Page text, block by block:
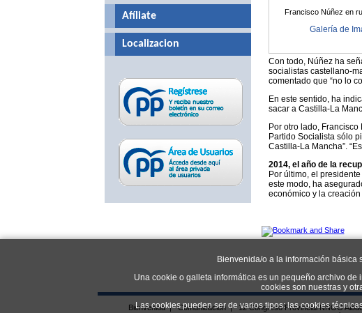
Bienvenida/o a la información
Una cookie o galleta informática es un pequeño archivo de
cookies son nuestras y
Las cookies pueden ser de varios tipos: las cookies
Francisco Núñez en
Galería de
Con todo, Núñez ha
socialistas castellano-
comentado que “no lo
En este sentido, ha
sacar a Castilla-La
Por otro lado,
Partido Socialista sólo
Castilla-La Mancha”.
2014, el año de la
Por último, el
este modo, ha
económico y la creación
Afíliate
Localizacion
Bienvenida | Comunicación | 12 Congreso Provincial NNGG